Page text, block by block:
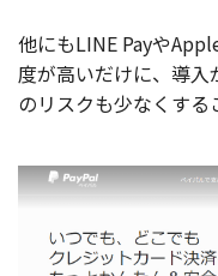
他にもLINE Payや
度が高いだけに、導
のリスクも少なくする